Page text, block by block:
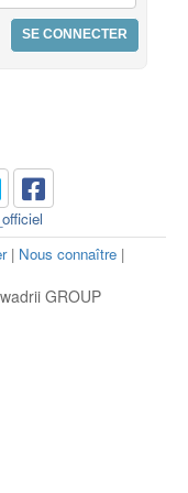
| Nous connaître |
GROUP